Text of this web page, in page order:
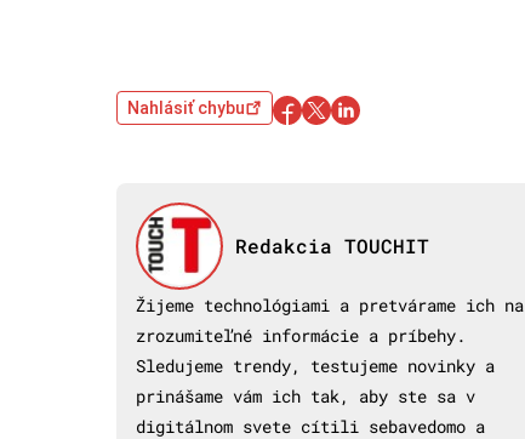
Nahlásiť chybu
Redakcia TOUCHIT
Žijeme technológiami a pretvárame ich na
zrozumiteľné informácie a príbehy.
Sledujeme trendy, testujeme novinky a
prinášame vám ich tak, aby ste sa v
digitálnom svete cítili sebavedomo a